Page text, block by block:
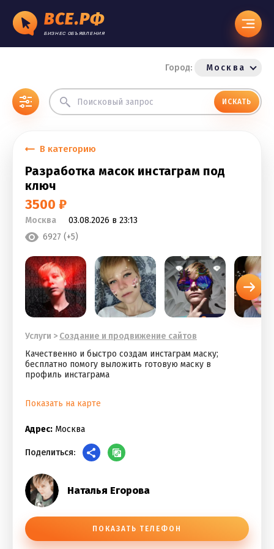
ВСЕ.РФ
БИЗНЕС ОБЪЯВЛЕНИЯ
Город: Москва
ИСКАТЬ
В категорию
Разработка масок инстаграм под
ключ
3500 ₽
Москва
03.08.2026 в 23:13
6927 (+5)
Услуги > Cоздание и продвижение сайтов
Качественно и быстро создам инстаграм маску;
бесплатно помогу выложить готовую маску в
профиль инстаграма
Показать на карте
Адрес: Москва
Поделиться:
Наталья Егорова
ПОКАЗАТЬ ТЕЛЕФОН